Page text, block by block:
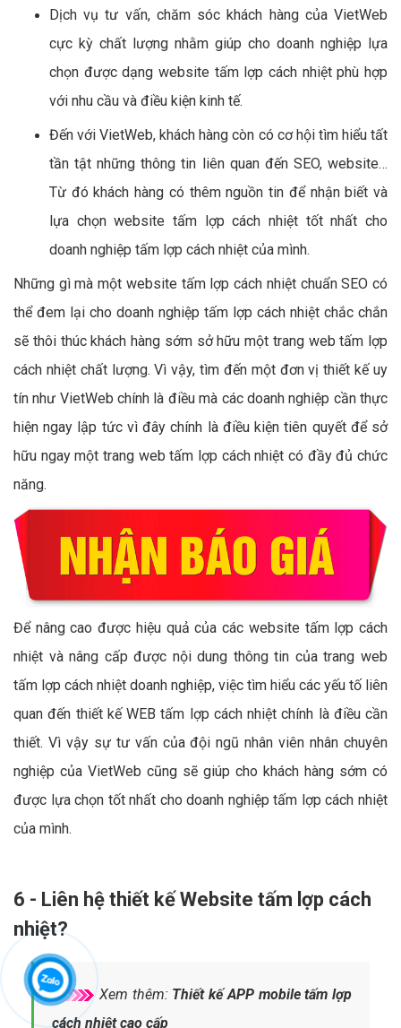
Dịch vụ tư vấn, chăm sóc khách hàng của VietWeb
cực kỳ chất lượng nhằm giúp cho doanh nghiệp lựa
chọn được dạng website tấm lợp cách nhiệt phù hợp
với nhu cầu và điều kiện kinh tế.
Đến với VietWeb, khách hàng còn có cơ hội tìm hiểu tất
tần tật những thông tin liên quan đến SEO, website…
Từ đó khách hàng có thêm nguồn tin để nhận biết và
lựa chọn website tấm lợp cách nhiệt tốt nhất cho
doanh nghiệp tấm lợp cách nhiệt của mình.
Những gì mà một website tấm lợp cách nhiệt chuẩn SEO có
thể đem lại cho doanh nghiệp tấm lợp cách nhiệt chắc chắn
sẽ thôi thúc khách hàng sớm sở hữu một trang web tấm lợp
cách nhiệt chất lượng. Vì vậy, tìm đến một đơn vị thiết kế uy
tín như VietWeb chính là điều mà các doanh nghiệp cần thực
hiện ngay lập tức vì đây chính là điều kiện tiên quyết để sở
hữu ngay một trang web tấm lợp cách nhiệt có đầy đủ chức
năng.
Để nâng cao được hiệu quả của các website tấm lợp cách
nhiệt và nâng cấp được nội dung thông tin của trang web
tấm lợp cách nhiệt doanh nghiệp, việc tìm hiểu các yếu tố liên
quan đến thiết kế WEB tấm lợp cách nhiệt chính là điều cần
thiết. Vì vậy sự tư vấn của đội ngũ nhân viên nhân chuyên
nghiệp của VietWeb cũng sẽ giúp cho khách hàng sớm có
được lựa chọn tốt nhất cho doanh nghiệp tấm lợp cách nhiệt
của mình.
6 - Liên hệ thiết kế Website tấm lợp cách
nhiệt?
Xem thêm: Thiết kế APP mobile tấm lợp
cách nhiệt cao cấp